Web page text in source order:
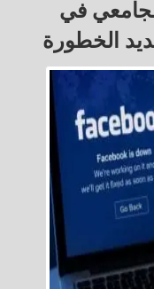
في
الخطورة